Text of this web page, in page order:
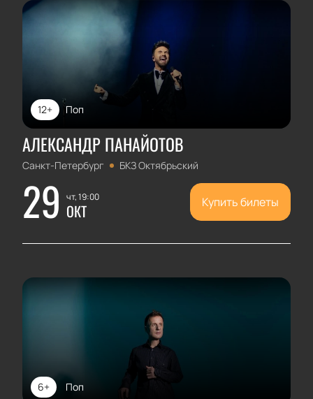
Поп
12+
АЛЕКСАНДР ПАНАЙОТОВ
Санкт-Петербург БКЗ Октябрьский
29 чт, 19:00
ОКТ Купить билеты
Поп
6+